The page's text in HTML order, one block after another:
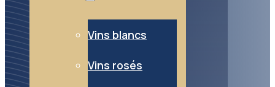
Vins blancs
Vins rosés